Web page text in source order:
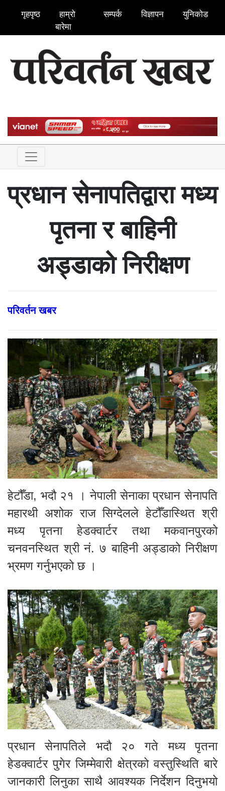
गृहपृष्ठ
हाम्रो
बारेमा
सम्पर्क विज्ञापन युनिकोड
प्रधान सेनापतिद्वारा मध्य
पृतना र बाहिनी
अड्डाको निरीक्षण
परिवर्तन खबर
हेटौँडा, भदौ २१ । नेपाली सेनाका प्रधान सेनापति
महारथी अशोक राज सिग्देलले हेटौँडास्थित श्री
मध्य पृतना हेडक्वार्टर तथा मकवानपुरको
चनवनस्थित श्री नं. ७ बाहिनी अड्डाको निरीक्षण
भ्रमण गर्नुभएको छ ।
प्रधान सेनापतिले भदौ २० गते मध्य पृतना
हेडक्वार्टर पुगेर जिम्मेवारी क्षेत्रको वस्तुस्थिति बारे
जानकारी लिनुका साथै आवश्यक निर्देशन दिनुभयो